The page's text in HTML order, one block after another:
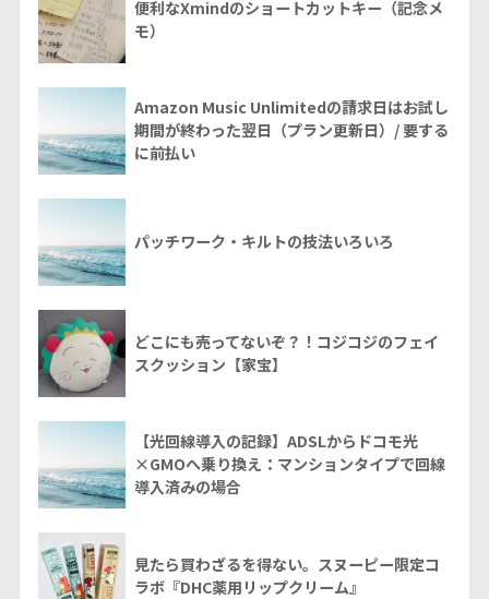
便利なXmindのショートカットキー（記念メ
モ）
Amazon Music Unlimitedの請求日はお試し
期間が終わった翌日（プラン更新日）/ 要する
に前払い
パッチワーク・キルトの技法いろいろ
どこにも売ってないぞ？！コジコジのフェイ
スクッション【家宝】
【光回線導入の記録】ADSLからドコモ光
×GMOへ乗り換え：マンションタイプで回線
導入済みの場合
見たら買わざるを得ない。スヌーピー限定コ
ラボ『DHC薬用リップクリーム』